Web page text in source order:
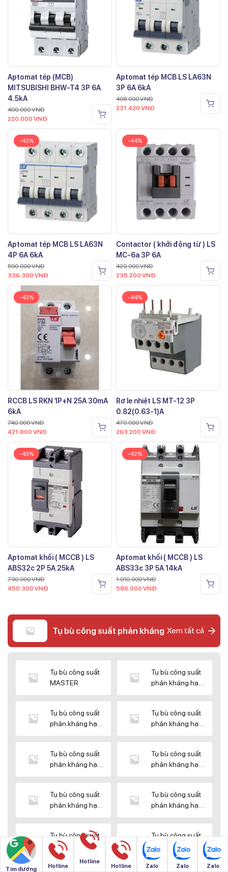
Aptomat tép (MCB)
MITSUBISHI BHW-T4 3P 6A
4.5kA
400.000VNĐ
220.000 VNĐ
Aptomat tép MCB LS LA63N
3P 6A 6kA
406.000VNĐ
231.420 VNĐ
-43%
Aptomat tép MCB LS LA63N
4P 6A 6kA
590.000VNĐ
336.300 VNĐ
-44%
Contactor ( khởi động từ ) LS
MC-6a 3P 6A
420.000VNĐ
235.200 VNĐ
-43%
RCCB LS RKN 1P+N 25A 30mA
6kA
740.000VNĐ
421.800 VNĐ
-44%
Rơ le nhiệt LS MT-12 3P
0.82(0.63-1)A
470.000VNĐ
263.200 VNĐ
-43%
Aptomat khối ( MCCB ) LS
ABS32c 2P 5A 25kA
790.000VNĐ
450.300 VNĐ
-42%
Aptomat khối ( MCCB ) LS
ABS33c 3P 5A 14kA
1.010.000VNĐ
586.000 VNĐ
Tụ bù công suất phản kháng Xem tất cả
Tụ bù công suất
MASTER
Tụ bù công suất
phản kháng hạ
Tụ bù công suất
phản kháng hạ
Tụ bù công suất
phản kháng hạ
Tụ bù công suất
phản kháng hạ
Tụ bù công suất
phản kháng hạ
Tụ bù công suất
phản kháng hạ
Tụ bù công suất
phản kháng hạ
Tụ bù công suất
phản kháng hạ
thế SHIZUKI
Tụ bù công suất
phản kháng hạ
thế SINO
Tìm đường Hotline
Hotline
Hotline Zalo Zalo Zalo